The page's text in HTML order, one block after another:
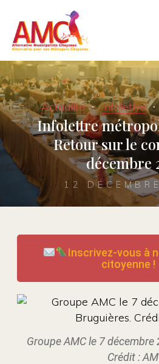
Actualité Infolettre
Infolettre
Retour sur le
décembre
12
Inscrivez-vous à
citoyenne !
Groupe AMC le 7
Crédit :